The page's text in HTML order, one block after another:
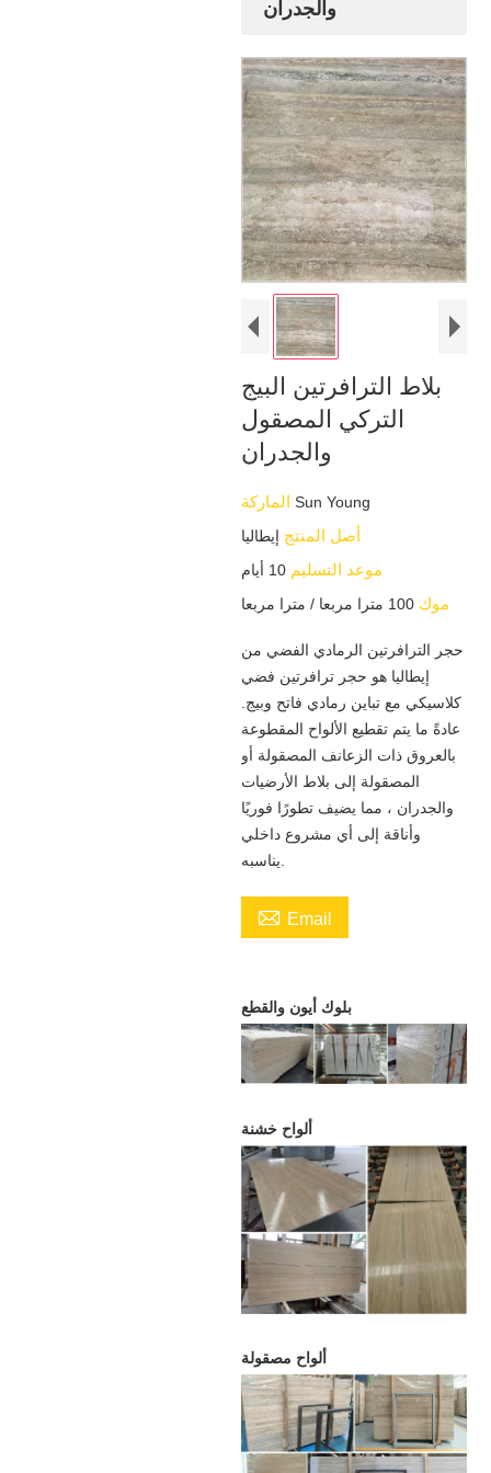
والجدران
بلاط الترافرتين البيج
التركي المصقول
والجدران
Sun Young
أصل المنتج إيطاليا
موعد التسليم10 أيام
موك100 مترا مربعا / مترا مربعا
حجر الترافرتين الرمادي الفضي من
إيطاليا هو حجر ترافرتين فضي
كلاسيكي مع تباين رمادي فاتح وبيج.
عادةً ما يتم تقطيع الألواح المقطوعة
بالعروق ذات الزعانف المصقولة أو
المصقولة إلى بلاط الأرضيات
والجدران ، مما يضيف تطورًا فوريًا
وأناقة إلى أي مشروع داخلي
يناسبه.
 Email
بلوك أيون والقطع
ألواح خشنة
ألواح مصقولة